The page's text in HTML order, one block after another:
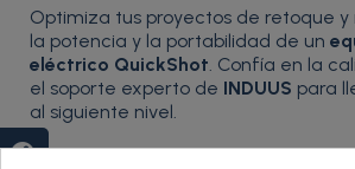
Optimiza tus proyectos de retoque y
la potencia y la portabilidad de un
eléctrico QuickShot. Confía en la
el soporte experto de INDUUS para
al siguiente nivel.
group_work